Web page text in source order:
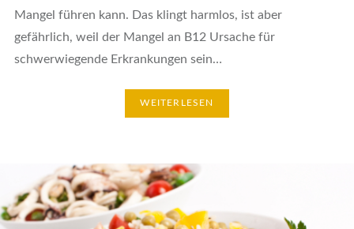
Mangel führen kann. Das klingt harmlos, ist aber
gefährlich, weil der Mangel an B12 Ursache für
schwerwiegende Erkrankungen sein…
WEITERLESEN